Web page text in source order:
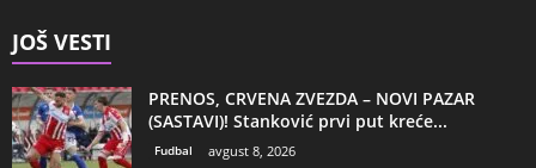
JOŠ VESTI
PRENOS, CRVENA ZVEZDA – NOVI PAZAR
(SASTAVI)! Stanković prvi put kreće...
Fudbal avgust 8, 2026